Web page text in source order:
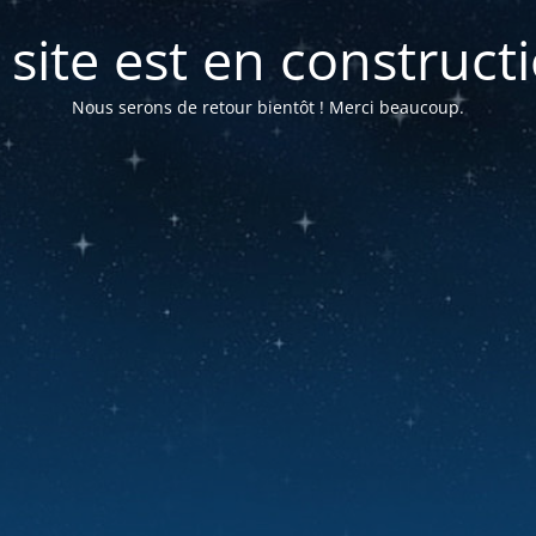
site est en
Nous serons de retour bientôt ! Merci beaucoup.